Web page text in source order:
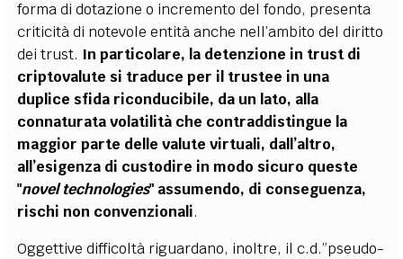
forma di dotazione o incremento del fondo, presenta
criticità di notevole entità anche nell’ambito del diritto
dei trust. In particolare, la detenzione in trust di
criptovalute si traduce per il trustee in una
duplice sfida riconducibile, da un lato, alla
connaturata volatilità che contraddistingue la
maggior parte delle valute virtuali, dall’altro,
all’esigenza di custodire in modo sicuro queste
"novel technologies" assumendo, di conseguenza,
rischi non convenzionali.
Oggettive difficoltà riguardano, inoltre, il c.d.”pseudo-